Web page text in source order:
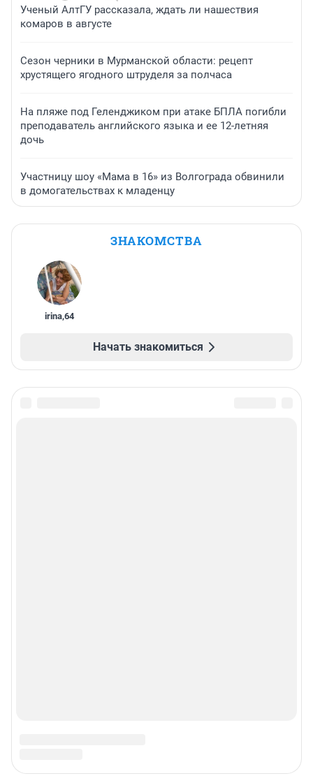
Ученый АлтГУ рассказала, ждать ли нашествия
комаров в августе
Сезон черники в Мурманской области: рецепт
хрустящего ягодного штруделя за полчаса
На пляже под Геленджиком при атаке БПЛА погибли
преподаватель английского языка и ее 12-летняя
дочь
Участницу шоу «Мама в 16» из Волгограда обвинили
в домогательствах к младенцу
ЗНАКОМСТВА
irina,64
Начать знакомиться